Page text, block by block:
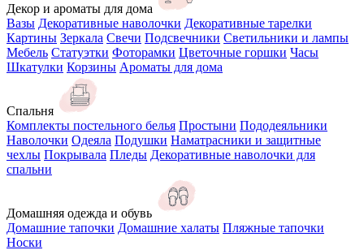
Декор и ароматы для дома
Вазы Декоративные наволочки Декоративные тарелки
Картины Зеркала Свечи Подсвечники Светильники и лампы
Мебель Статуэтки Фоторамки Цветочные горшки Часы
Шкатулки Корзины Ароматы для дома
Спальня
Комплекты постельного белья Простыни Пододеяльники
Наволочки Одеяла Подушки Наматрасники и защитные
чехлы Покрывала Пледы Декоративные наволочки для
спальни
Домашняя одежда и обувь
Домашние тапочки Домашние халаты Пляжные тапочки
Носки